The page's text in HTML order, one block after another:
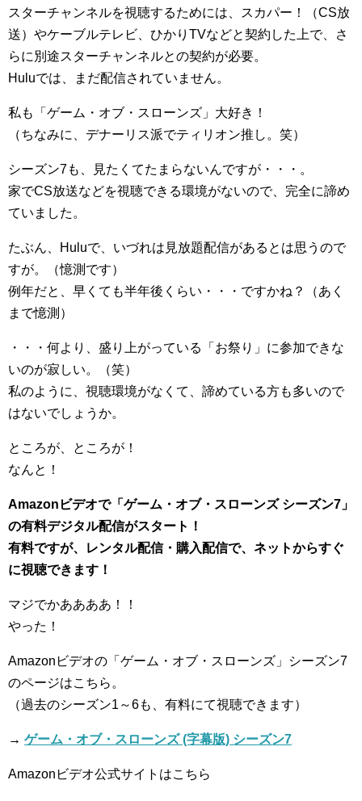
スターチャンネルを視聴するためには、スカパー！（CS放
送）やケーブルテレビ、ひかりTVなどと契約した上で、さ
らに別途スターチャンネルとの契約が必要。
Huluでは、まだ配信されていません。
私も「ゲーム・オブ・スローンズ」大好き！
（ちなみに、デナーリス派でティリオン推し。笑）
シーズン7も、見たくてたまらないんですが・・・。
家でCS放送などを視聴できる環境がないので、完全に諦め
ていました。
たぶん、Huluで、いづれは見放題配信があるとは思うので
すが。（憶測です）
例年だと、早くても半年後くらい・・・ですかね？（あく
まで憶測）
・・・何より、盛り上がっている「お祭り」に参加できな
いのが寂しい。（笑）
私のように、視聴環境がなくて、諦めている方も多いので
はないでしょうか。
ところが、ところが！
なんと！
Amazonビデオで「ゲーム・オブ・スローンズ シーズン7」
の有料デジタル配信がスタート！
有料ですが、レンタル配信・購入配信で、ネットからすぐ
に視聴できます！
マジでかああああ！！
やった！
Amazonビデオの「ゲーム・オブ・スローンズ」シーズン7
のページはこちら。
（過去のシーズン1～6も、有料にて視聴できます）
→ ゲーム・オブ・スローンズ (字幕版) シーズン7
Amazonビデオ公式サイトはこちら